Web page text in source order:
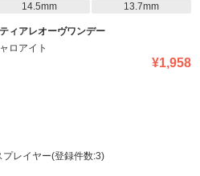
14.5mm
13.7mm
ィアレオーヴワンデー
ロアイト
¥1,958
プレイヤー(登録件数:3)